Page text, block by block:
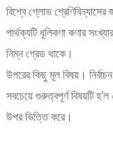
বিশ্বে গ্লোভ
পার্থক্যটি ধূলিকণা কণার
নিম্ন গ্রেড থাকে।
উপরের কিছু মূল বিষয়।
সবচেয়ে গুরুত্বপূর্ণ বিষয়টি
উপর ভিত্তি করে।